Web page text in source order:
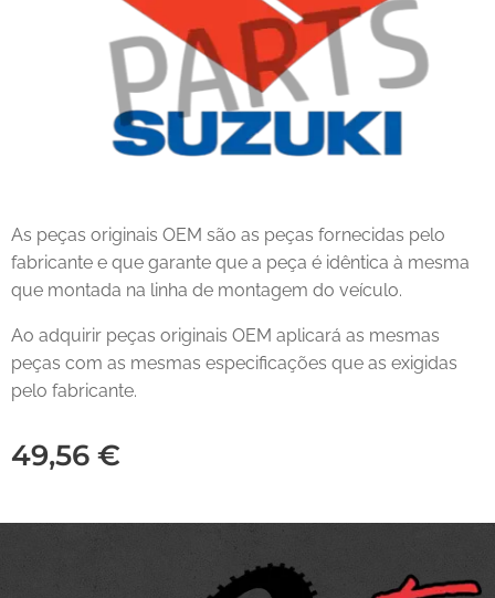
As peças originais OEM são as peças fornecidas pelo
fabricante e que garante que a peça é idêntica à mesma
que montada na linha de montagem do veículo.
Ao adquirir peças originais OEM aplicará as mesmas
peças com as mesmas especificações que as exigidas
pelo fabricante.
49,56 €